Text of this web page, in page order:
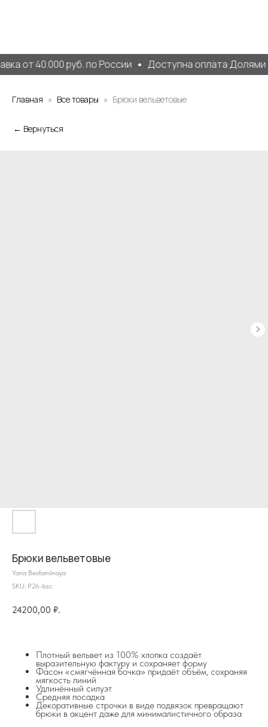
от 40.000 руб. по России Доступна оплата Долями
Главная Все товары Брюки вельветовые
← Вернуться
Брюки вельветовые
Yana Besfamilnaya
SKU: P26-bsc
24200,00 ₽.
Плотный вельвет из 100% хлопка создаёт
выразительную фактуру и сохраняет форму
Фасон «смягчённая бочка» придаёт объём, сохраняя
мягкость линий
Удлинённый силуэт
Средняя посадка
Декоративные строчки в виде подвязок превращают
брюки в акцент даже для минималистичного образа
на главную
info@frwl.store